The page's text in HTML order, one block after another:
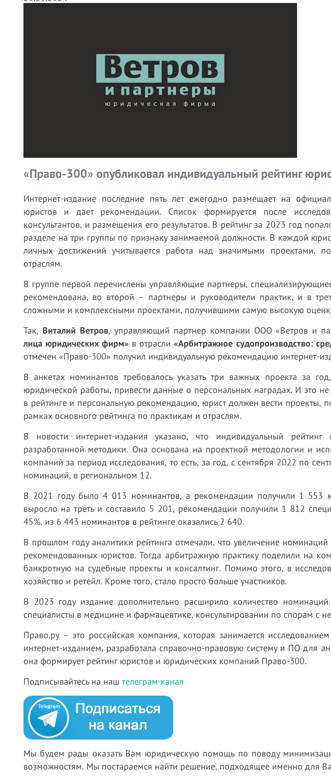
«Право-300» опубликовал индивидуальный рейтинг
Интернет-издание последние пять лет ежегодно размещает на
юристов и дает рекомендации. Список формируется после
консультантов, и размещения его результатов. В рейтинг за 2023 год
разделе на три группы по признаку занимаемой должности. В каждой
личных достижений учитывается работа над значимыми проектами,
отраслям.
В группе первой перечислены управляющие партнеры,
рекомендована, во второй – партнеры и руководители практик, и в
сложными и комплексными проектами, получившими самую высокую
Так, Виталий Ветров, управляющий партнер компании ООО «Ветров и
лица юридических фирм» в отрасли«Арбитражное судопроизводство:
отмечен «Право-300» получил индивидуальную рекомендацию интернет-
В анкетах номинантов требовалось указать три важных проекта за
юридической работы, привести данные о персональных наградах. И это
в рейтинге и персональную рекомендацию, юрист должен вести проекты,
рамках основного рейтинга по практикам и отраслям.
В новости интернет-издания указано, что индивидуальный
разработанной методики. Она основана на проектной методологии и
компаний за период исследования, то есть, за год, с сентября 2022 по
номинаций, в региональном 12.
В 2021 году было 4 013 номинантов, а рекомендации получили 1 553
выросло на треть и составило 5 201, рекомендации получили 1 812
45%, из 6 443 номинантов в рейтинге оказались 2 640.
В прошлом году аналитики рейтинга отмечали, что увеличение
рекомендованных юристов. Тогда арбитражную практику поделили на
банкротную на судебные проекты и консалтинг. Помимо этого, в
хозяйство и ретейл. Кроме того, стало просто больше участников.
В 2023 году издание дополнительно расширило количество
специалисты в медицине и фармацевтике, консультировании по спорам с
Право.ру – это российская компания, которая занимается
интернет-изданием, разработала справочно-правовую систему и ПО для
она формирует рейтинг юристов и юридических компаний Право-300.
Подписывайтесь на наш телеграм-канал
Мы будем рады оказать Вам юридическую помощь по поводу
возможностям. Мы постараемся найти решение, подходящее именно для